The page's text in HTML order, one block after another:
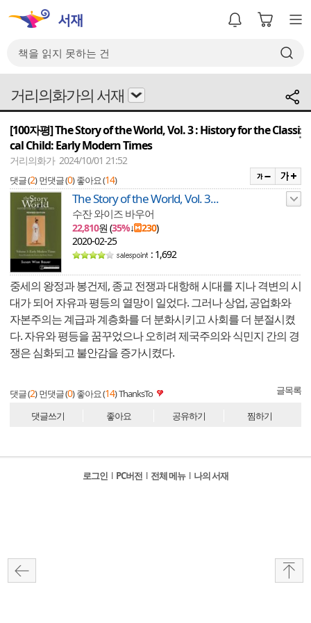
거리의화가의 서재
[100자평] The Story of the World, Vol. 3 : History for the Classi
cal Child: Early Modern Times
거리의화가 2024/10/01 21:52
댓글 (2) 먼댓글 (0) 좋아요 (14)
The Story of the World, Vol. 3...
수잔 와이즈 바우어
22,810원 (35%↓ 230)
2020-02-25
: 1,692
중세의 왕정과 봉건제, 종교 전쟁과 대항해 시대를 지나 격변의 시
대가 되어 자유과 평등의 열망이 일었다. 그러나 상업, 공업화와
자본주의는 계급과 계층화를 더 분화시키고 사회를 더 분절시켰
다. 자유와 평등을 꿈꾸었으나 오히려 제국주의와 식민지 간의 경
쟁은 심화되고 불안감을 증가시켰다.
댓글 (2) 먼댓글 (0) 좋아요 (14)ThanksTo 글목록
댓글쓰기 좋아요 공유하기 찜하기
로그인 l PC버전 l 전체 메뉴 l 나의 서재